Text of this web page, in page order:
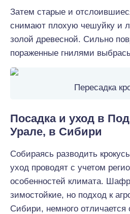
Затем старые и
снимают плохую чешуйку и
золой древесной. Сильно
пораженные гнилями
Пересадка
Посадка и уход в
Урале, в Сибири
Собираясь разводить
уход проводят с учетом
особенностей климата.
зимостойкие, но подход к
Сибири, немного отличается